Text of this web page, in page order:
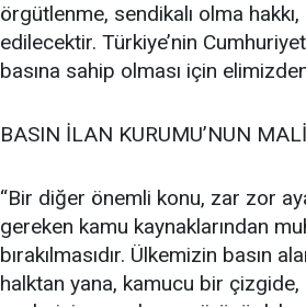
örgütlenme, sendikalı olma
edilecektir. Türkiye’nin
basına sahip olması için
BASIN İLAN KURUMU’NUN
“Bir diğer önemli konu, zar zor
gereken kamu kaynaklarından
bırakılmasıdır. Ülkemizin basın
halktan yana, kamucu bir